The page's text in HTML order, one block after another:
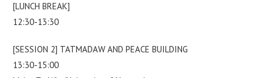
[LUNCH BREAK]
12:30-13:30
[SESSION 2] TATMADAW AND PEACE BUILDING
13:30-15:00